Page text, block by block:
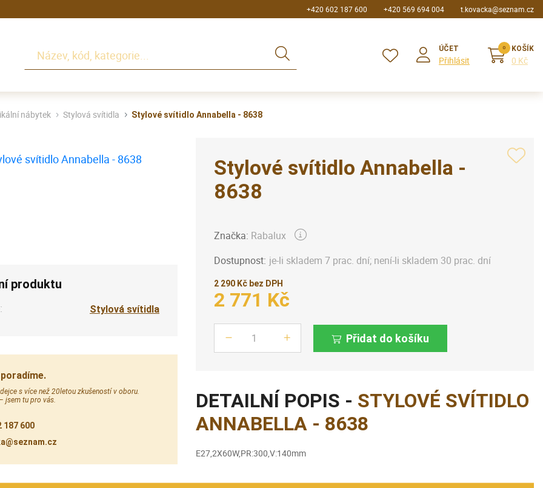
+420 602 187 600 +420 569 694 004 t.kovacka@seznam.cz
Hledat ÚČET
Přihlásit
KOŠÍK
0 Kč
nábytek Stylová svítidla Stylové svítidlo Annabella - 8638
produktu
Stylová svítidla
s více než 20letou zkušeností v oboru.
jsem tu pro vás.
187 600
Stylové svítidlo Annabella -
8638
Značka: Rabalux
Dostupnost: je-li skladem 7 prac. dní; není-li skladem 30 prac. dní
2 290 Kč bez DPH
2 771 Kč
Přidat do košíku
DETAILNÍ POPIS - STYLOVÉ SVÍTIDLO
ANNABELLA - 8638
E27,2X60W,PR:300,V:140mm